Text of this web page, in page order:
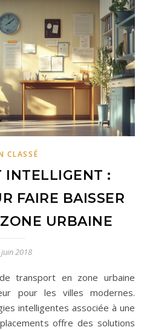
CLASSÉ
INTELLIGENT :
FAIRE BAISSER
URBAINE
juin 2018
pour les villes modernes.
intelligentes associée à une
offre des solutions